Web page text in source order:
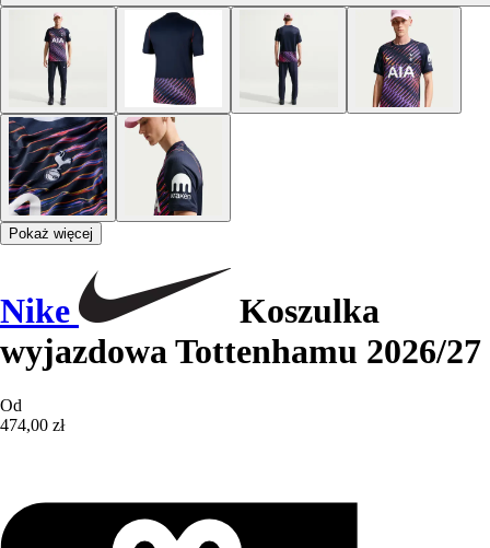
Pokaż więcej
Nike
Koszulka
wyjazdowa Tottenhamu 2026/27
Od
474,00 zł